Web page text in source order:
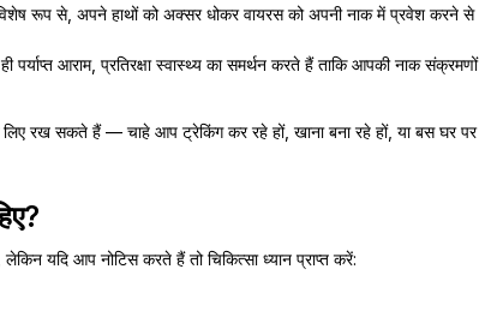
रूप से, अपने हाथों को अक्सर धोकर वायरस को अपनी नाक में प्रवेश करने से
आराम, प्रतिरक्षा स्वास्थ्य का समर्थन करते हैं ताकि आपकी नाक संक्रमणों
रख सकते हैं — चाहे आप ट्रेकिंग कर रहे हों, खाना बना रहे हों, या बस घर पर
यदि आप नोटिस करते हैं तो चिकित्सा ध्यान प्राप्त करें: